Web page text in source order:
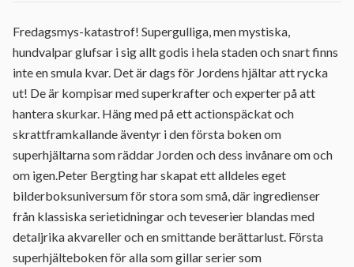
Fredagsmys-katastrof! Supergulliga, men mystiska,
hundvalpar glufsar i sig allt godis i hela staden och snart finns
inte en smula kvar. Det är dags för Jordens hjältar att rycka
ut! De är kompisar med superkrafter och experter på att
hantera skurkar. Häng med på ett actionspäckat och
skrattframkallande äventyr i den första boken om
superhjältarna som räddar Jorden och dess invånare om och
om igen.Peter Bergting har skapat ett alldeles eget
bilderboksuniversum för stora som små, där ingredienser
från klassiska serietidningar och teveserier blandas med
detaljrika akvareller och en smittande berättarlust. Första
superhjälteboken för alla som gillar serier som